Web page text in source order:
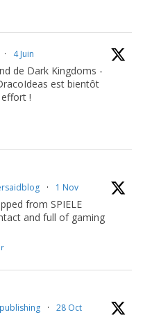
· 4 Juin
de Dark Kingdoms -
est bientôt
!
· 1 Nov
from SPIELE
and full of gaming
· 28 Oct